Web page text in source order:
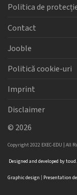
Politica de
Contact
Jooble
Politică cookie-uri
Imprint
Disclaimer
© 2026
Copyright 2022 EXEC-EDU | All
Designed and developed by
Graphic design Presentation